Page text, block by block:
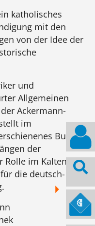
katholisches
mit den
von der Idee der
und
Allgemeinen
Ackermann-
im
Buch
der
Rolle im Kalten
die deutsch-